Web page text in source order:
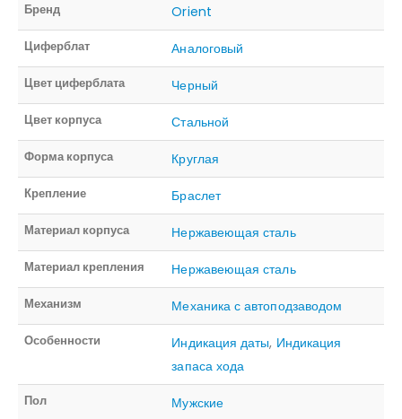
Бренд Orient
Циферблат Аналоговый
Цвет циферблата Черный
Цвет корпуса Стальной
Форма корпуса Круглая
Крепление Браслет
Материал корпуса Нержавеющая сталь
Материал крепления Нержавеющая сталь
Механизм Механика с автоподзаводом
Особенности Индикация даты, Индикация
запаса хода
Пол Мужские